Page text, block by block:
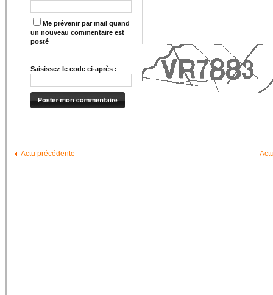
Me prévenir par mail quand
un nouveau commentaire est
posté
Saisissez le code ci-après :
Actu précédente